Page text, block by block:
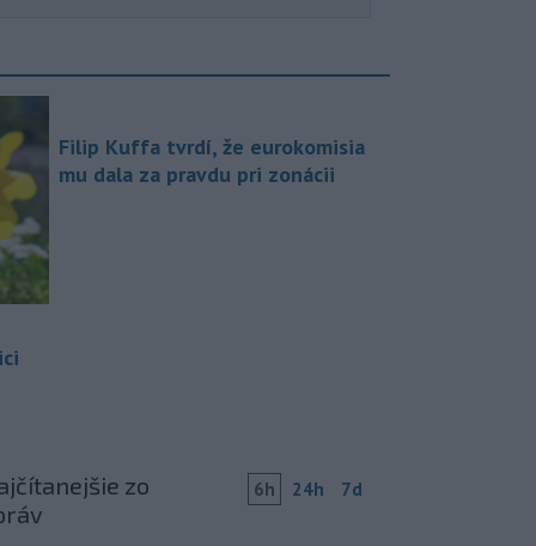
Filip Kuffa tvrdí, že eurokomisia
mu dala za pravdu pri zonácii
zo
6h 24h 7d